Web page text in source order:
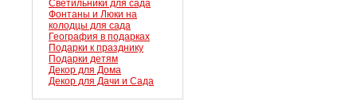
Светильники для сада
Фонтаны и Люки на
колодцы для сада
География в подарках
Подарки к празднику
Подарки детям
Декор для Дома
Декор для Дачи и Сада